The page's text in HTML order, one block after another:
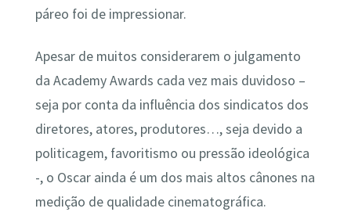
páreo foi de impressionar.
Apesar de muitos considerarem o julgamento
da Academy Awards cada vez mais duvidoso –
seja por conta da influência dos sindicatos dos
diretores, atores, produtores…, seja devido a
politicagem, favoritismo ou pressão ideológica
-, o Oscar ainda é um dos mais altos cânones na
medição de qualidade cinematográfica.